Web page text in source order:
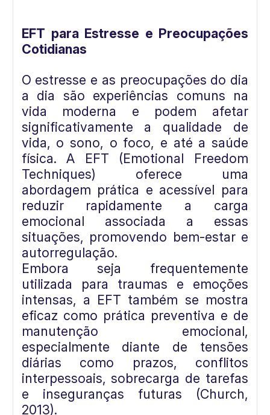
EFT para Estresse e Preocupações
Cotidianas
O estresse e as preocupações do dia
a dia são experiências comuns na
vida moderna e podem afetar
significativamente a qualidade de
vida, o sono, o foco, e até a saúde
física. A EFT (Emotional Freedom
Techniques) oferece uma
abordagem prática e acessível para
reduzir rapidamente a carga
emocional associada a essas
situações, promovendo bem-estar e
autorregulação.
Embora seja frequentemente
utilizada para traumas e emoções
intensas, a EFT também se mostra
eficaz como prática preventiva e de
manutenção emocional,
especialmente diante de tensões
diárias como prazos, conflitos
interpessoais, sobrecarga de tarefas
e inseguranças futuras (Church,
2013).